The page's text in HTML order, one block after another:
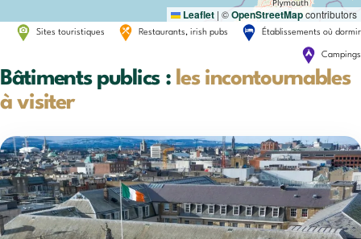
Leaflet | ©OpenStreetMapcontributors
Sites touristiques Restaurants, irish pubs Établissements où dormir
Campings
Bâtiments publics : les incontournables
à visiter